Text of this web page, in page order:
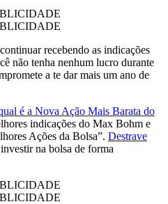
recebendo as indicações
não tenha nenhum lucro durante
a te dar mais um ano de
é a Nova Ação Mais Barata do
indicações do Max Bohm e
Ações da Bolsa”. Destrave
na bolsa de forma